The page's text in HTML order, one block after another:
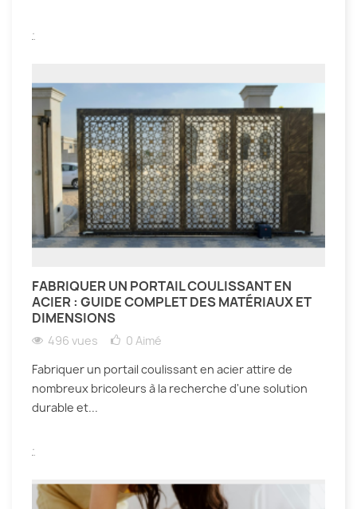
.
FABRIQUER UN PORTAIL COULISSANT EN
ACIER : GUIDE COMPLET DES MATÉRIAUX ET
DIMENSIONS
496 vues 0 Aimé
Fabriquer un portail coulissant en acier attire de
nombreux bricoleurs à la recherche d'une solution
durable et...